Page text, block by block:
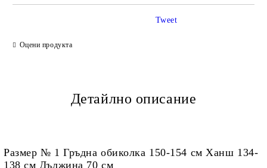
Оцени продукта
Tweet
Детайлно описание
Размер № 1 Гръдна обиколка 150-154 см Ханш 134-
138 см Дължина 70 см